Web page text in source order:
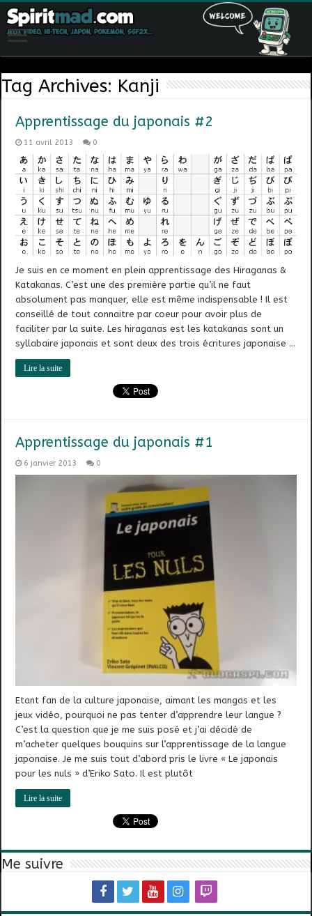
Tag Archives: Kanji
Apprentissage du japonais #2
11 avril 2013 0
Je suis en ce moment en plein apprentissage des Hiraganas &
Katakanas. C’est une des première partie qu’il ne faut
absolument pas manquer, elle est même indispensable ! Il est
conseillé de tout connaitre par coeur pour avoir plus de
faciliter par la suite. Les hiraganas est les katakanas sont un
syllabaire japonais et sont deux des trois écritures japonaise …
Lire la suite
Apprentissage du japonais #1
6 janvier 2013 0
Etant fan de la culture japonaise, aimant les mangas et les
jeux vidéo, pourquoi ne pas tenter d’apprendre leur langue ?
C’est la question que je me suis posé et j’ai décidé de
m’acheter quelques bouquins sur l’apprentissage de la langue
japonaise. Je me suis tout d’abord pris le livre « Le japonais
pour les nuls » d’Eriko Sato. Il est plutôt
Lire la suite
Me suivre